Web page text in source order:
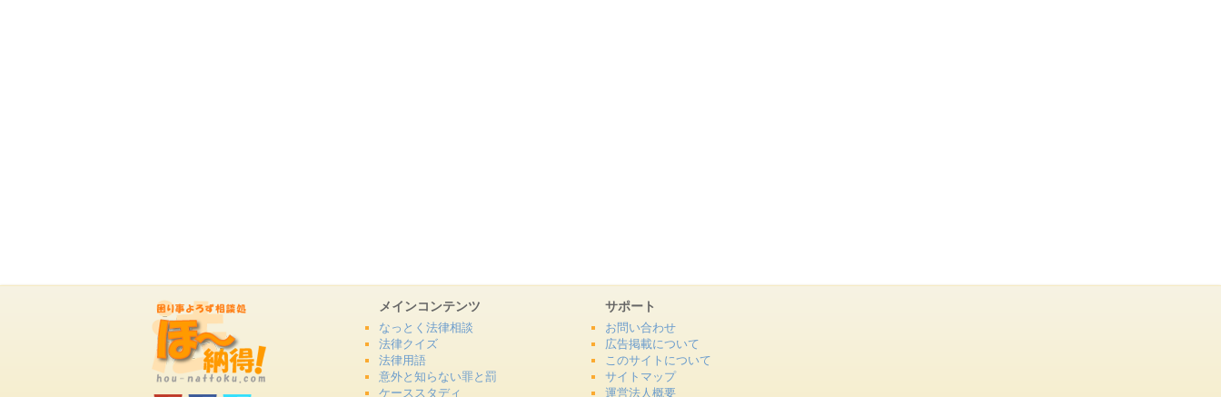
メインコンテンツ
なっとく法律相談
法律クイズ
法律用語
意外と知らない罪と罰
ケーススタディ
サポート
お問い合わせ
広告掲載について
このサイトについて
サイトマップ
運営法人概要